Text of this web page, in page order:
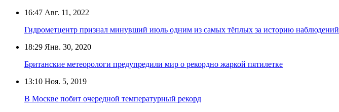
16:47 Авг. 11, 2022
Гидрометцентр признал минувший июль одним из самых тёплых за историю наблюдений
18:29 Янв. 30, 2020
Британские метеорологи предупредили мир о рекордно жаркой пятилетке
13:10 Ноя. 5, 2019
В Москве побит очередной температурный рекорд